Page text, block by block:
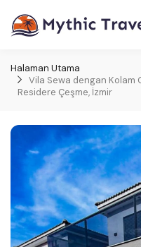
Halaman Utama
Vila Sewa dengan Kolam
Residere Çeşme, İzmir